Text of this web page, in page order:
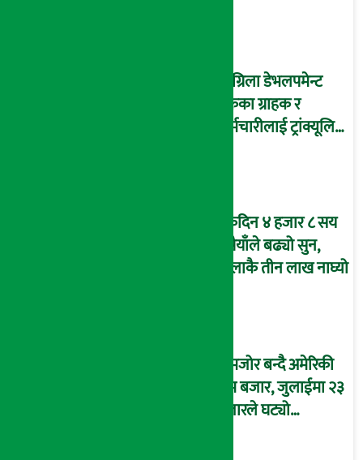
सांग्रिला डेभलपमेन्ट
बैंकका ग्राहक र
कर्मचारीलाई ट्रांक्यूलिटि
एकैदिन ४ हजार ८ सय
रुपैयाँले बढ्यो सुन,
तोलाकै तीन लाख नाघ्यो
कमजोर बन्दै अमेरिकी
श्रम बजार, जुलाईमा २३
हजारले घट्यो